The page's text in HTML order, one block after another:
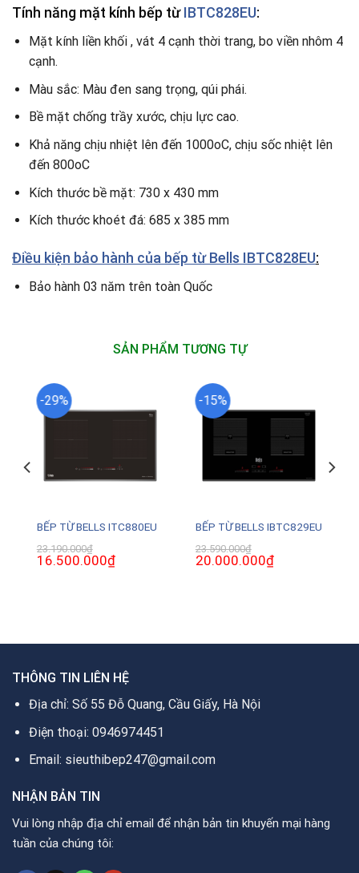
Tính năng mặt kính bếp từIBTC828EU:
Mặt kính liền khối , vát 4 cạnh thời trang, bo viền nhôm 4
cạnh.
Màu sắc: Màu đen sang trọng, qúi phái.
Bề mặt chống trầy xước, chịu lực cao.
Khả năng chịu nhiệt lên đến 1000oC, chịu sốc nhiệt lên
đến 800oC
Kích thước bề mặt: 730 x 430 mm
Kích thước khoét đá: 685 x 385 mm
Điều kiện bảo hành của bếp từ Bells IBTC828EU:
Bảo hành 03 năm trên toàn Quốc
SẢN PHẨM TƯƠNG TỰ
-29%
BẾP TỪ BELLS ITC880EU
23.190.000₫
Giá
gốc
16.500.000₫Giá
hiện
-15%
BẾP TỪ BELLS IBTC829EU
23.590.000₫
Giá
gốc
20.000.000₫Giá
hiện
THÔNG TIN LIÊN HỆ
Địa chỉ: Số 55 Đỗ Quang, Cầu Giấy, Hà Nội
Điện thoại: 0946974451
Email: sieuthibep247@gmail.com
NHẬN BẢN TIN
Vui lòng nhập địa chỉ email để nhận bản tin khuyến mại hàng
tuần của chúng tôi: